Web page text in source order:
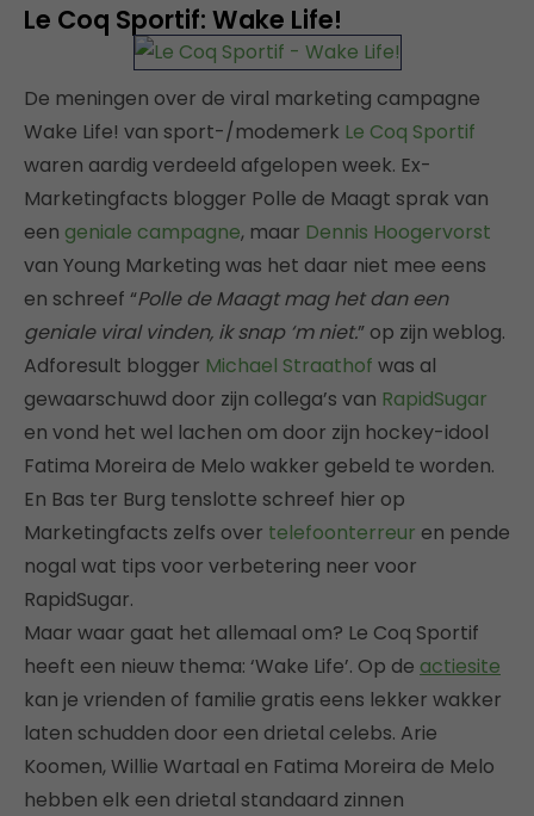
Le Coq Sportif: Wake Life!
De meningen over de viral marketing campagne
Wake Life! van sport-/modemerk Le Coq Sportif
waren aardig verdeeld afgelopen week. Ex-
Marketingfacts blogger Polle de Maagt sprak van
een geniale campagne, maar Dennis Hoogervorst
van Young Marketing was het daar niet mee eens
en schreef “Polle de Maagt mag het dan een
geniale viral vinden, ik snap ‘m niet.” op zijn weblog.
Adforesult blogger Michael Straathof was al
gewaarschuwd door zijn collega’s van RapidSugar
en vond het wel lachen om door zijn hockey-idool
Fatima Moreira de Melo wakker gebeld te worden.
En Bas ter Burg tenslotte schreef hier op
Marketingfacts zelfs over telefoonterreur en pende
nogal wat tips voor verbetering neer voor
RapidSugar.
Maar waar gaat het allemaal om? Le Coq Sportif
heeft een nieuw thema: ‘Wake Life’. Op de actiesite
kan je vrienden of familie gratis eens lekker wakker
laten schudden door een drietal celebs. Arie
Koomen, Willie Wartaal en Fatima Moreira de Melo
hebben elk een drietal standaard zinnen